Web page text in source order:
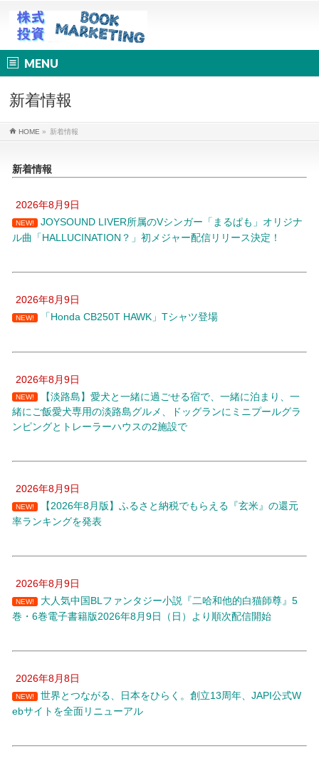
MENU
新着情報
HOME » 新着情報
新着情報
2026年8月9日
NEW!
JOYSOUND LIVER所属のVシンガー「まるぱも」オリジナ
ル曲「HALLUCINATION？」初メジャー配信リリース決定！
2026年8月9日
NEW! 「Honda CB250T HAWK」Tシャツ登場
2026年8月9日
NEW!
【淡路島】愛犬と一緒に過ごせる宿で、一緒に泊まり、一
緒にご飯愛犬専用の淡路島グルメ、ドッグランにミニプールグラ
ンピングとトレーラーハウスの2施設で
2026年8月9日
NEW!
【2026年8月版】ふるさと納税でもらえる『玄米』の還元
率ランキングを発表
2026年8月9日
NEW!
大人気中国BLファンタジー小説『二哈和他的白猫師尊』5
巻・6巻電子書籍版2026年8月9日（日）より順次配信開始
2026年8月8日
NEW!
世界とつながる、日本をひらく。創立13周年、JAPI公式W
ebサイトを全面リニューアル